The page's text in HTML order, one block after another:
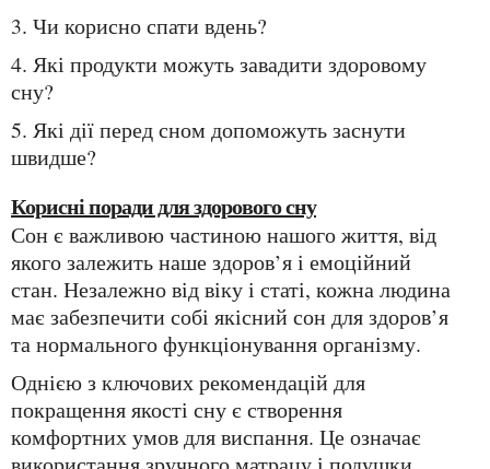
3. Чи корисно спати вдень?
4. Які продукти можуть завадити здоровому
сну?
5. Які дії перед сном допоможуть заснути
швидше?
Корисні поради для здорового сну
Сон є важливою частиною нашого життя, від
якого залежить наше здоров’я і емоційний
стан. Незалежно від віку і статі, кожна людина
має забезпечити собі якісний сон для здоров’я
та нормального функціонування організму.
Однією з ключових рекомендацій для
покращення якості сну є створення
комфортних умов для виспання. Це означає